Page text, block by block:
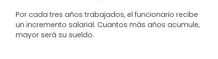
Por cada tres años trabajados, el funcionario recibe
un incremento salarial. Cuantos más años acumule,
mayor será su sueldo.